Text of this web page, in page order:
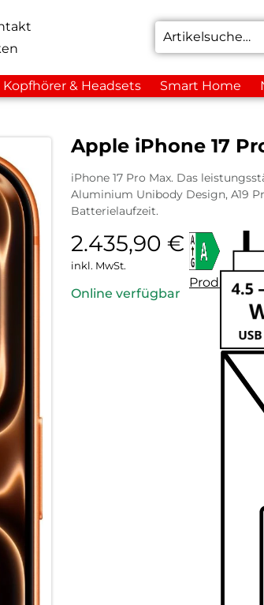
Kopfhörer & Headsets Smart Home
Apple iPhone 17
iPhone 17 Pro Max. Das
Aluminium Unibody Design, A19
Batterielaufzeit.
2.435,90 €
inkl. MwSt.
Online verfügbar